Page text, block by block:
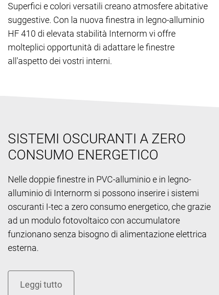
Superfici e colori versatili creano atmosfere abitative
suggestive. Con la nuova finestra in legno-alluminio
HF 410 di elevata stabilità Internorm vi offre
molteplici opportunità di adattare le finestre
all'aspetto dei vostri interni.
SISTEMI OSCURANTI A ZERO
CONSUMO ENERGETICO
Nelle doppie finestre in PVC-alluminio e in legno-
alluminio di Internorm si possono inserire i sistemi
oscuranti I-tec a zero consumo energetico, che grazie
ad un modulo fotovoltaico con accumulatore
funzionano senza bisogno di alimentazione elettrica
esterna.